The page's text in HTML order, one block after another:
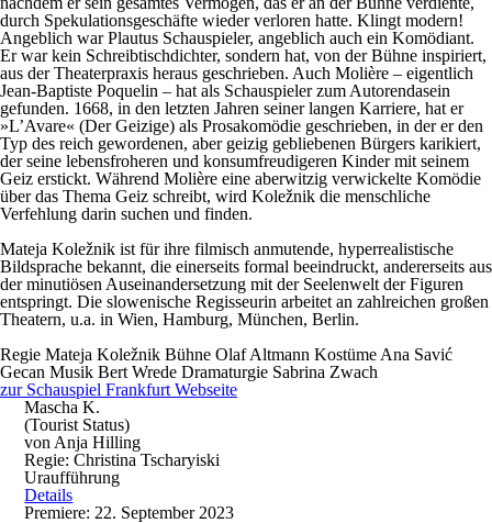
durch Spekulationsgeschäfte wieder verloren hatte. Klingt modern!
Angeblich war Plautus Schauspieler, angeblich auch ein Komödiant.
Er war kein Schreibtischdichter, sondern hat, von der Bühne inspiriert,
aus der Theaterpraxis heraus geschrieben. Auch Molière – eigentlich
Jean-Baptiste Poquelin – hat als Schauspieler zum Autorendasein
gefunden. 1668, in den letzten Jahren seiner langen Karriere, hat er
»L’Avare« (Der Geizige) als Prosakomödie geschrieben, in der er den
Typ des reich gewordenen, aber geizig gebliebenen Bürgers karikiert,
der seine lebensfroheren und konsumfreudigeren Kinder mit seinem
Geiz erstickt. Während Molière eine aberwitzig verwickelte Komödie
über das Thema Geiz schreibt, wird Koležnik die menschliche
Verfehlung darin suchen und finden.
Mateja Koležnik ist für ihre filmisch anmutende, hyperrealistische
Bildsprache bekannt, die einerseits formal beeindruckt, andererseits aus
der minutiösen Auseinandersetzung mit der Seelenwelt der Figuren
entspringt. Die slowenische Regisseurin arbeitet an zahlreichen großen
Theatern, u.a. in Wien, Hamburg, München, Berlin.
Regie Mateja Koležnik Bühne Olaf Altmann Kostüme Ana Savić
Gecan Musik Bert Wrede Dramaturgie Sabrina Zwach
zur Schauspiel Frankfurt Webseite
Mascha K.
(Tourist Status)
von Anja Hilling
Regie: Christina Tscharyiski
Uraufführung
Details
Premiere: 22. September 2023